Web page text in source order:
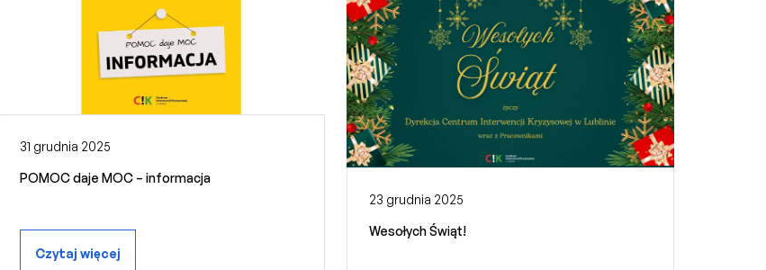
31 grudnia 2025
POMOC daje MOC – informacja
Czytaj więcej
23 grudnia 2025
Wesołych Świąt!